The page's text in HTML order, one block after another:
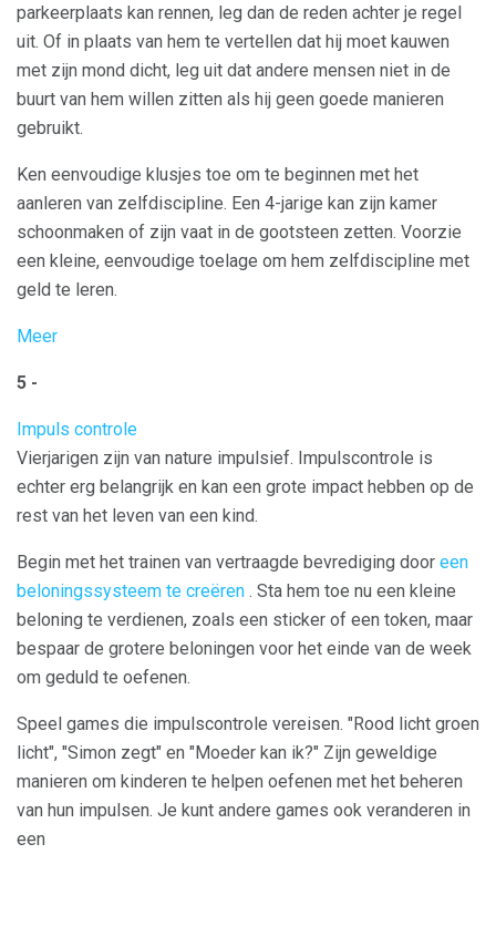
parkeerplaats kan rennen, leg dan de reden achter je regel
uit. Of in plaats van hem te vertellen dat hij moet kauwen
met zijn mond dicht, leg uit dat andere mensen niet in de
buurt van hem willen zitten als hij geen goede manieren
gebruikt.
Ken eenvoudige klusjes toe om te beginnen met het
aanleren van zelfdiscipline. Een 4-jarige kan zijn kamer
schoonmaken of zijn vaat in de gootsteen zetten. Voorzie
een kleine, eenvoudige toelage om hem zelfdiscipline met
geld te leren.
Meer
5 -
Impuls controle
Vierjarigen zijn van nature impulsief. Impulscontrole is
echter erg belangrijk en kan een grote impact hebben op de
rest van het leven van een kind.
Begin met het trainen van vertraagde bevrediging door een
beloningssysteem te creëren . Sta hem toe nu een kleine
beloning te verdienen, zoals een sticker of een token, maar
bespaar de grotere beloningen voor het einde van de week
om geduld te oefenen.
Speel games die impulscontrole vereisen. "Rood licht groen
licht", "Simon zegt" en "Moeder kan ik?" Zijn geweldige
manieren om kinderen te helpen oefenen met het beheren
van hun impulsen. Je kunt andere games ook veranderen in
een